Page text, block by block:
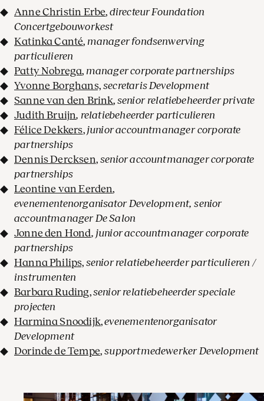
Anne Christin Erbe, directeur Foundation
Concertgebouworkest
Katinka Canté, manager fondsenwerving
particulieren
Patty Nobrega, manager corporate partnerships
Yvonne Borghans, secretaris Development
Sanne van den Brink, senior relatiebeheerder private
Judith Bruijn, relatiebeheerder particulieren
Félice Dekkers, junior accountmanager corporate
partnerships
Dennis Dercksen,senior accountmanager corporate
partnerships
Leontine van Eerden,
evenementenorganisator Development, senior
accountmanager De Salon
Jonne den Hond, junior accountmanager corporate
partnerships
Hanna Philips, senior relatiebeheerder particulieren /
instrumenten
Barbara Ruding,senior relatiebeheerder speciale
projecten
Harmina Snoodijk,evenementenorganisator
Development
Dorinde de Tempe,supportmedewerker Development